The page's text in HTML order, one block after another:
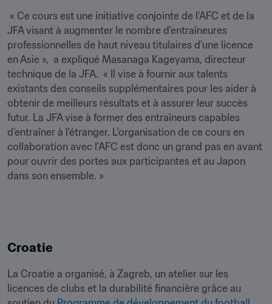
JFA visant à augmenter le nombre d'entraîneures
professionnelles de haut niveau titulaires d'une licence
en Asie »,  a expliqué Masanaga Kageyama, directeur
technique de la JFA.  « Il vise à fournir aux talents
existants des conseils supplémentaires pour les aider à
obtenir de meilleurs résultats et à assurer leur succès
futur. La JFA vise à former des entraîneurs capables
d'entraîner à l'étranger. L'organisation de ce cours en
collaboration avec l'AFC est donc un grand pas en avant
pour ouvrir des portes aux participantes et au Japon
Croatie
La Croatie a organisé, à Zagreb, un atelier sur les
licences de clubs et la durabilité financière grâce au